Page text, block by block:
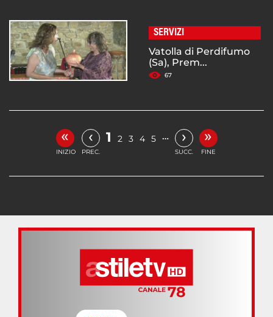
SERVIZI
Vatolla di Perdifumo
(Sa), Prem...
67
«
INIZIO
‹
PREC.
1 2 3 4 5 … ›
SUCC.
»
FINE